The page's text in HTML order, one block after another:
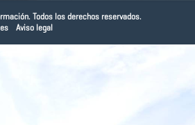
Todos los derechos reservados.
Aviso legal